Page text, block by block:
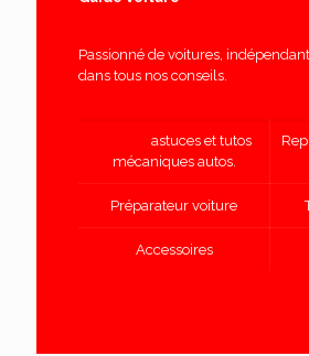
Passionné de voitures,
dans tous nos conseils.
astuces et tutos
mécaniques autos.
Préparateur voiture
Accessoires